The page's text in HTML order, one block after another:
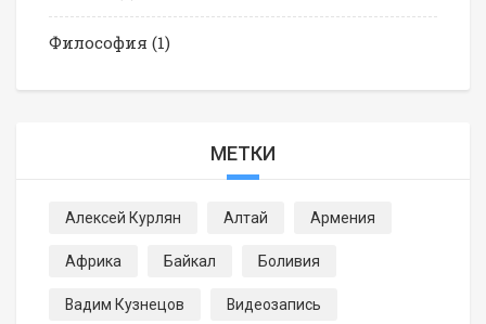
Философия (1)
МЕТКИ
Алексей Курлян Алтай Армения
Африка Байкал Боливия
Вадим Кузнецов Видеозапись